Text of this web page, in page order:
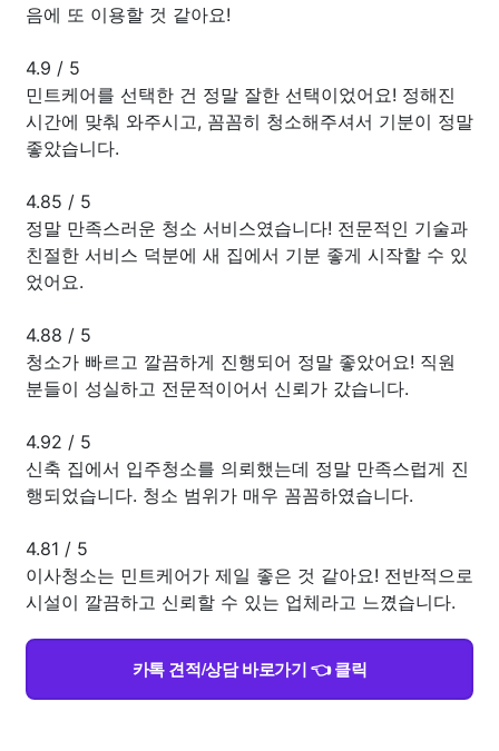
음에 또 이용할 것 같아요!
4.9 / 5
민트케어를 선택한 건 정말 잘한 선택이었어요! 정해진
시간에 맞춰 와주시고, 꼼꼼히 청소해주셔서 기분이 정말
좋았습니다.
4.85 / 5
정말 만족스러운 청소 서비스였습니다! 전문적인 기술과
친절한 서비스 덕분에 새 집에서 기분 좋게 시작할 수 있
었어요.
4.88 / 5
청소가 빠르고 깔끔하게 진행되어 정말 좋았어요! 직원
분들이 성실하고 전문적이어서 신뢰가 갔습니다.
4.92 / 5
신축 집에서 입주청소를 의뢰했는데 정말 만족스럽게 진
행되었습니다. 청소 범위가 매우 꼼꼼하였습니다.
4.81 / 5
이사청소는 민트케어가 제일 좋은 것 같아요! 전반적으로
시설이 깔끔하고 신뢰할 수 있는 업체라고 느꼈습니다.
카톡 견적/상담 바로가기 👈 클릭